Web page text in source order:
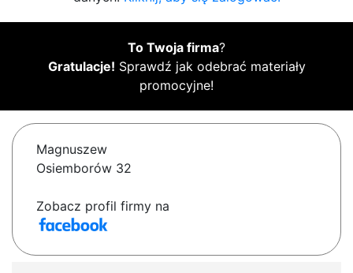
To Twoja firma?
Gratulacje! Sprawdź jak odebrać materiały
promocyjne!
Magnuszew
Osiemborów 32
Zobacz profil firmy na